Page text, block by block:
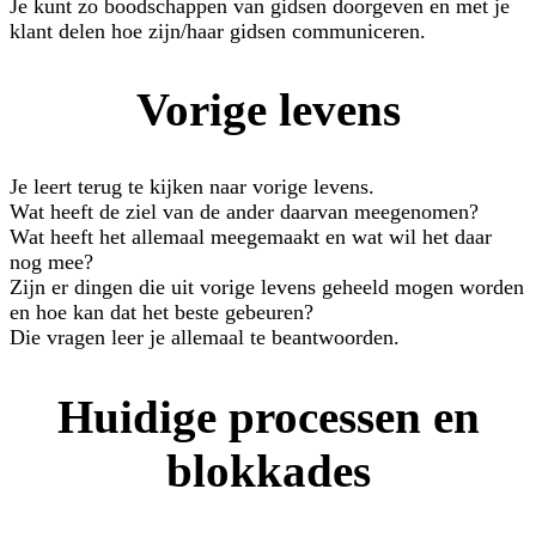
Je kunt zo boodschappen van gidsen doorgeven en met je
klant delen hoe zijn/haar gidsen communiceren.
Vorige levens
Je leert terug te kijken naar vorige levens.
Wat heeft de ziel van de ander daarvan meegenomen?
Wat heeft het allemaal meegemaakt en wat wil het daar
nog mee?
Zijn er dingen die uit vorige levens geheeld mogen worden
en hoe kan dat het beste gebeuren?
Die vragen leer je allemaal te beantwoorden.
Huidige processen en
blokkades